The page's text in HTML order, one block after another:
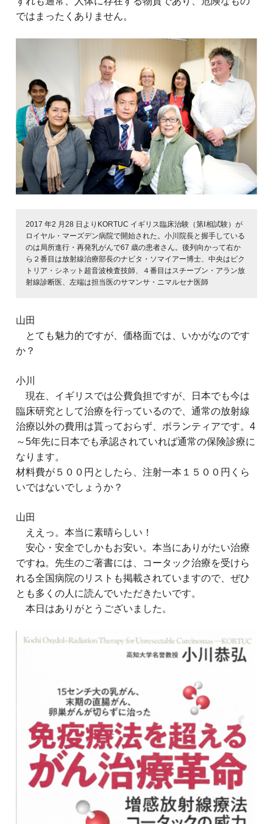
ではまったくありません。
2017 年2 月28 日よりKORTUC イギリス臨床治験（第Ⅰ相試験）が
ロイヤル・マーズデン病院で開始された。小川院長と握手している
のは局所進行・再発乳がんで67 歳の患者さん。後列向かって右か
ら２番目は放射線治療部長のナビタ・ソマイアー博士、中央はビク
トリア・シネット超音波検査技師、４番目はスチーブン・アラン放
射線診断医、左端は担当医のサマンサ・ニマルセナ医師
山田
とても魅力的ですが、価格面では、いかがなのです
か？
小川
現在、イギリスでは公費負担ですが、日本でも今は
臨床研究として治療を行っているので、通常の放射線
治療以外の費用は貰っておらず、ボランティアです。4
～5年先に日本でも承認されていれば通常の保険診療に
なります。
材料費が５００円としたら、注射一本１５００円くら
いではないでしょうか？
山田
ええっ。本当に素晴らしい！
安心・安全でしかもお安い。本当にありがたい治療
ですね。先生のご著書には、コータック治療を受けら
れる全国病院のリストも掲載されていますので、ぜひ
とも多くの人に読んでいただきたいです。
本日はありがとうございました。